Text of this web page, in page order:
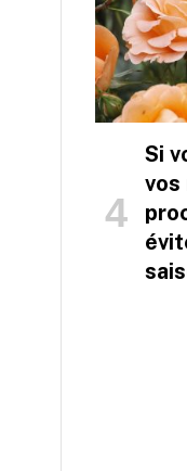
Si
vos